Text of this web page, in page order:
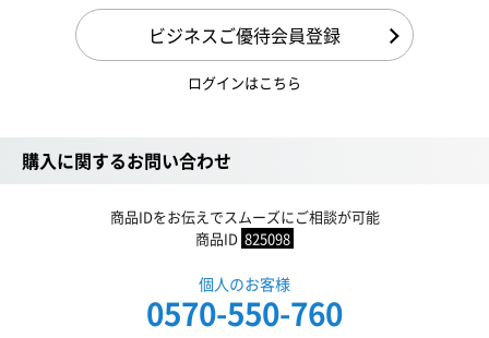
ビジネスご優待会員登録
ログインはこちら
購入に関するお問い合わせ
商品IDをお伝えでスムーズにご相談が可能
商品ID 825098
個人のお客様
0570-550-760